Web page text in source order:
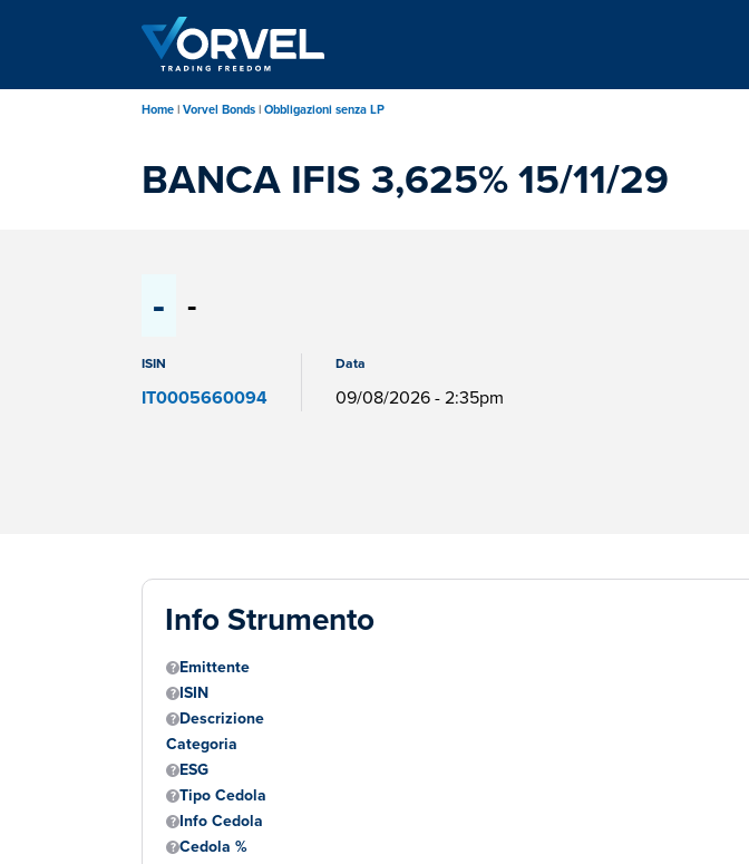
principale
Home Vorvel Bonds Obbligazioni senza LP
BANCA IFIS 3,625% 15/11/29
- -
ISIN
IT0005660094
Data
09/08/2026 - 2:35pm
Info Strumento
Emittente
ISIN
Descrizione
Categoria
ESG
Tipo Cedola
Info Cedola
Cedola %